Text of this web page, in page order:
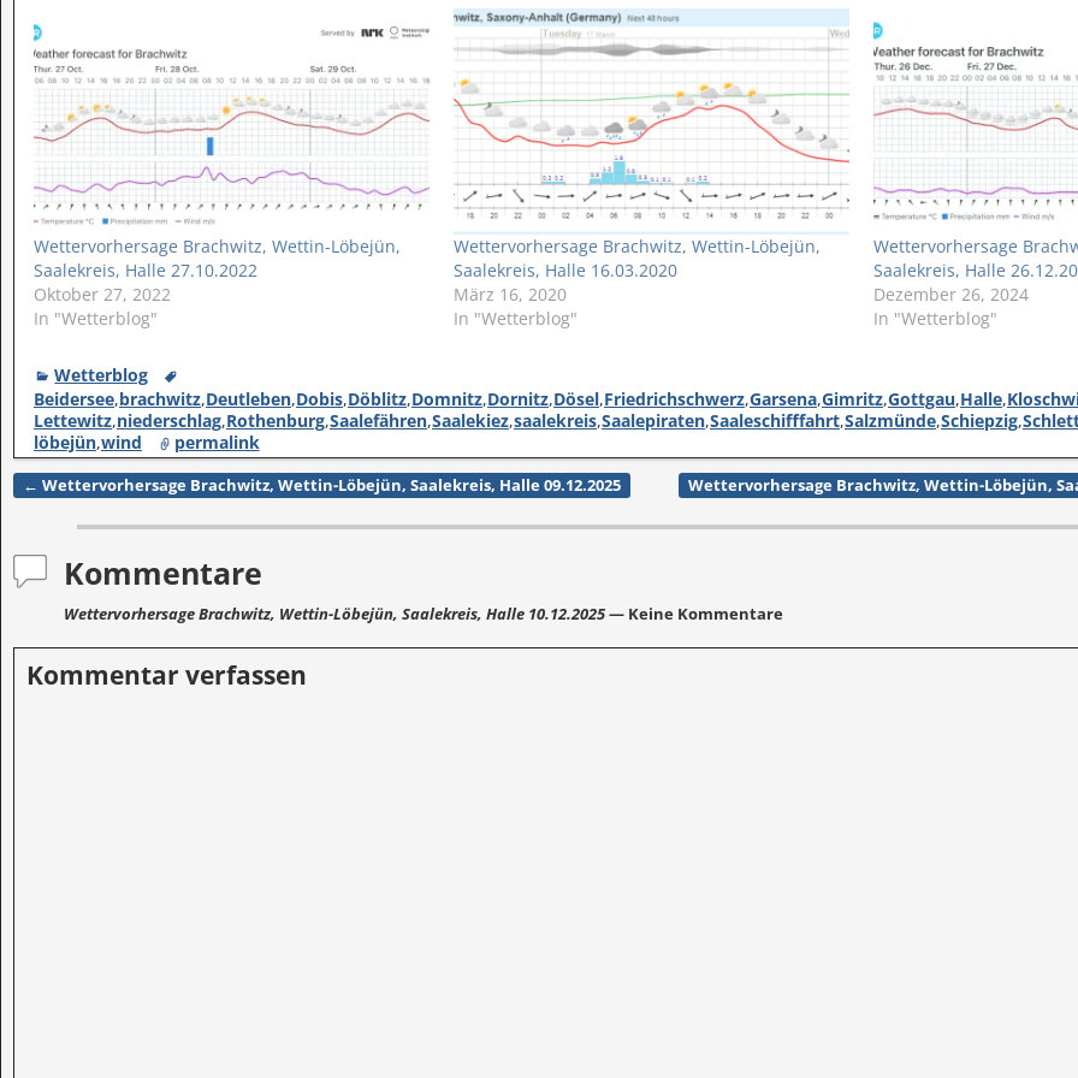
Wettervorhersage Brachwitz, Wettin-Löbejün,
Saalekreis, Halle 27.10.2022
Oktober 27, 2022
In "Wetterblog"
Wettervorhersage Brachwitz, Wettin-Löbejün,
Saalekreis, Halle 16.03.2020
März 16, 2020
In "Wetterblog"
Wettervorhersage
Saalekreis, Halle
Dezember 26, 2024
In "Wetterblog"
Wetterblog
Beidersee,brachwitz,Deutleben,Dobis,Döblitz,Domnitz,Dornitz,Dösel,Friedrichschwerz,Garsena,Gimritz,Gottgau,Halle,
Lettewitz,niederschlag,Rothenburg,Saalefähren,Saalekiez,saalekreis,Saalepiraten,Saaleschifffahrt,Salzmünde,Schiepzig,
löbejün,wind permalink
Artikelnavigation
← Wettervorhersage Brachwitz, Wettin-Löbejün, Saalekreis, Halle 09.12.2025 Wettervorhersage Brachwitz, Wettin-Löbejün,
Kommentare
Wettervorhersage Brachwitz, Wettin-Löbejün, Saalekreis, Halle 10.12.2025— Keine Kommentare
Kommentar verfassen